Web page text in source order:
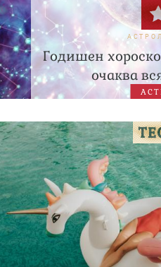
Годишен
очаква